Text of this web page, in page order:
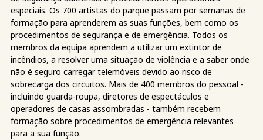
especiais. Os 700 artistas do parque passam por semanas de
formação para aprenderem as suas funções, bem como os
procedimentos de segurança e de emergência. Todos os
membros da equipa aprendem a utilizar um extintor de
incêndios, a resolver uma situação de violência e a saber onde
não é seguro carregar telemóveis devido ao risco de
sobrecarga dos circuitos. Mais de 400 membros do pessoal -
incluindo guarda-roupa, diretores de espectáculos e
operadores de casas assombradas - também recebem
formação sobre procedimentos de emergência relevantes
para a sua função.